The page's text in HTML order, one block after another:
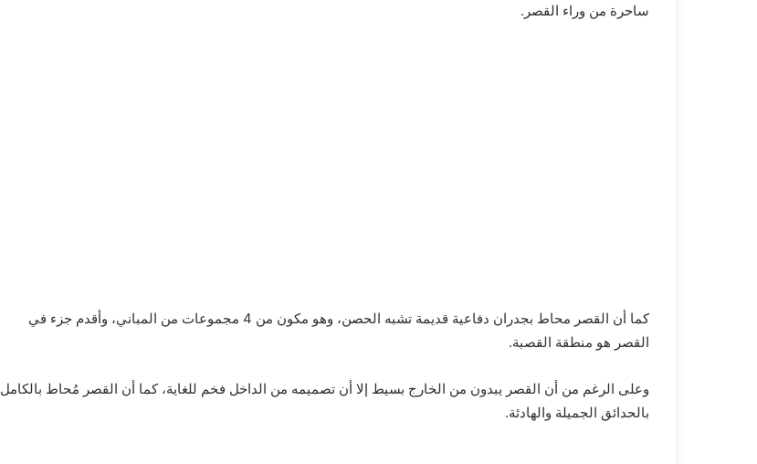
ساحرة من وراء القصر.
كما أن القصر محاط بجدران دفاعية قديمة تشبه الحصن، وهو مكون من 4 مجموعات من المباني، وأقدم جزء في
القصر هو منطقة القصبة.
وعلى الرغم من أن القصر يبدون من الخارج بسيط إلا أن تصميمه من الداخل فخم للغاية، كما أن القصر مُحاط بالكامل
بالحدائق الجميلة والهادئة.